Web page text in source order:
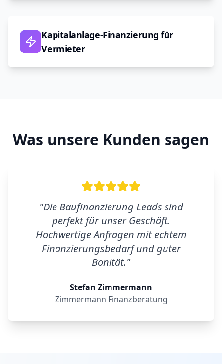
Kapitalanlage-Finanzierung für
Vermieter
Was unsere Kunden sagen
"Die Baufinanzierung Leads sind
perfekt für unser Geschäft.
Hochwertige Anfragen mit echtem
Finanzierungsbedarf und guter
Bonität."
Stefan Zimmermann
Zimmermann Finanzberatung